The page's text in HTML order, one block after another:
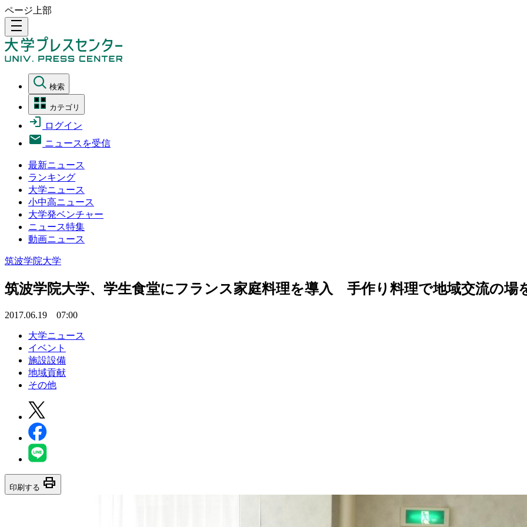
ページ上部
density_medium
検索
カテゴリ
ログイン
ニュースを受信
最新ニュース
ランキング
大学ニュース
小中高ニュース
大学発ベンチャー
ニュース特集
動画ニュース
筑波学院大学
筑波学院大学、学生食堂にフランス家庭料理を導入 手作り料理で地域交流の場
2017.06.19 07:00
大学ニュース
イベント
施設設備
地域貢献
その他
印刷する print